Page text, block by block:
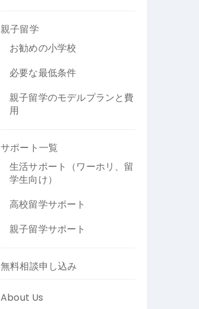
親子留学
お勧めの小学校
必要な最低条件
親子留学のモデルプランと費
用
サポート一覧
生活サポート（ワーホリ、留
学生向け）
高校留学サポート
親子留学サポート
無料相談申し込み
About Us